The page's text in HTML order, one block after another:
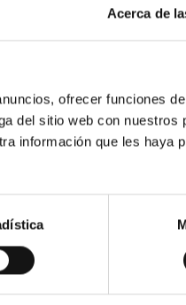
Acerca de
ofrecer funciones
del sitio web con nuestros
información que les haya
de
Mario